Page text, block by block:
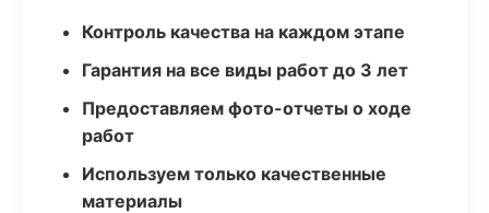
Контроль качества на каждом этапе
Гарантия на все виды работ до 3 лет
Предоставляем фото-отчеты о ходе
работ
Используем только качественные
материалы